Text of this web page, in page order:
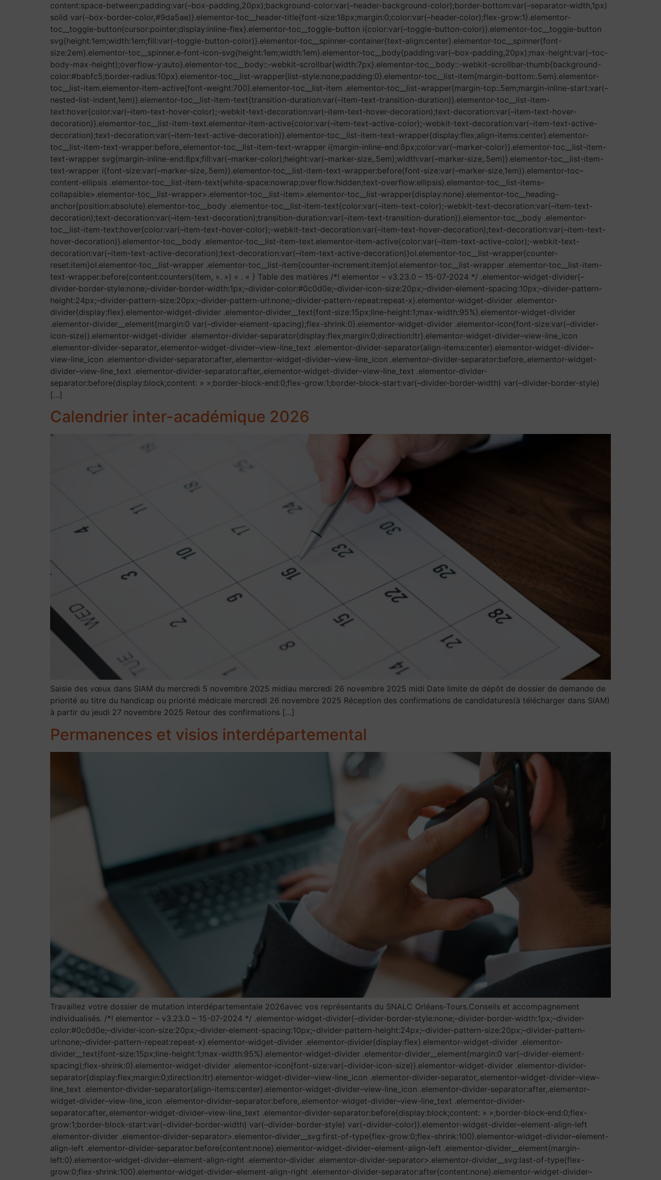
content:space-between;padding:var(–box-padding,20px);background-color:var(–header-background-color);border-bottom:var(–separator-width,1px)
solid var(–box-border-color,#9da5ae)}.elementor-toc__header-title{font-size:18px;margin:0;color:var(–header-color);flex-grow:1}.elementor-
toc__toggle-button{cursor:pointer;display:inline-flex}.elementor-toc__toggle-button i{color:var(–toggle-button-color)}.elementor-toc__toggle-button
svg{height:1em;width:1em;fill:var(–toggle-button-color)}.elementor-toc__spinner-container{text-align:center}.elementor-toc__spinner{font-
size:2em}.elementor-toc__spinner.e-font-icon-svg{height:1em;width:1em}.elementor-toc__body{padding:var(–box-padding,20px);max-height:var(–toc-
body-max-height);overflow-y:auto}.elementor-toc__body::-webkit-scrollbar{width:7px}.elementor-toc__body::-webkit-scrollbar-thumb{background-
color:#babfc5;border-radius:10px}.elementor-toc__list-wrapper{list-style:none;padding:0}.elementor-toc__list-item{margin-bottom:.5em}.elementor-
toc__list-item.elementor-item-active{font-weight:700}.elementor-toc__list-item .elementor-toc__list-wrapper{margin-top:.5em;margin-inline-start:var(–
nested-list-indent,1em)}.elementor-toc__list-item-text{transition-duration:var(–item-text-transition-duration)}.elementor-toc__list-item-
text:hover{color:var(–item-text-hover-color);-webkit-text-decoration:var(–item-text-hover-decoration);text-decoration:var(–item-text-hover-
decoration)}.elementor-toc__list-item-text.elementor-item-active{color:var(–item-text-active-color);-webkit-text-decoration:var(–item-text-active-
decoration);text-decoration:var(–item-text-active-decoration)}.elementor-toc__list-item-text-wrapper{display:flex;align-items:center}.elementor-
toc__list-item-text-wrapper:before,.elementor-toc__list-item-text-wrapper i{margin-inline-end:8px;color:var(–marker-color)}.elementor-toc__list-item-
text-wrapper svg{margin-inline-end:8px;fill:var(–marker-color);height:var(–marker-size,.5em);width:var(–marker-size,.5em)}.elementor-toc__list-item-
text-wrapper i{font-size:var(–marker-size,.5em)}.elementor-toc__list-item-text-wrapper:before{font-size:var(–marker-size,1em)}.elementor-toc–
content-ellipsis .elementor-toc__list-item-text{white-space:nowrap;overflow:hidden;text-overflow:ellipsis}.elementor-toc__list-items–
collapsible>.elementor-toc__list-wrapper>.elementor-toc__list-item>.elementor-toc__list-wrapper{display:none}.elementor-toc__heading-
anchor{position:absolute}.elementor-toc__body .elementor-toc__list-item-text{color:var(–item-text-color);-webkit-text-decoration:var(–item-text-
decoration);text-decoration:var(–item-text-decoration);transition-duration:var(–item-text-transition-duration)}.elementor-toc__body .elementor-
toc__list-item-text:hover{color:var(–item-text-hover-color);-webkit-text-decoration:var(–item-text-hover-decoration);text-decoration:var(–item-text-
hover-decoration)}.elementor-toc__body .elementor-toc__list-item-text.elementor-item-active{color:var(–item-text-active-color);-webkit-text-
decoration:var(–item-text-active-decoration);text-decoration:var(–item-text-active-decoration)}ol.elementor-toc__list-wrapper{counter-
reset:item}ol.elementor-toc__list-wrapper .elementor-toc__list-item{counter-increment:item}ol.elementor-toc__list-wrapper .elementor-toc__list-item-
text-wrapper:before{content:counters(item, ». ») « . « } Table des matières /*! elementor – v3.23.0 – 15-07-2024 */ .elementor-widget-divider{–
divider-border-style:none;–divider-border-width:1px;–divider-color:#0c0d0e;–divider-icon-size:20px;–divider-element-spacing:10px;–divider-pattern-
height:24px;–divider-pattern-size:20px;–divider-pattern-url:none;–divider-pattern-repeat:repeat-x}.elementor-widget-divider .elementor-
divider{display:flex}.elementor-widget-divider .elementor-divider__text{font-size:15px;line-height:1;max-width:95%}.elementor-widget-divider
.elementor-divider__element{margin:0 var(–divider-element-spacing);flex-shrink:0}.elementor-widget-divider .elementor-icon{font-size:var(–divider-
icon-size)}.elementor-widget-divider .elementor-divider-separator{display:flex;margin:0;direction:ltr}.elementor-widget-divider–view-line_icon
.elementor-divider-separator,.elementor-widget-divider–view-line_text .elementor-divider-separator{align-items:center}.elementor-widget-divider–
view-line_icon .elementor-divider-separator:after,.elementor-widget-divider–view-line_icon .elementor-divider-separator:before,.elementor-widget-
divider–view-line_text .elementor-divider-separator:after,.elementor-widget-divider–view-line_text .elementor-divider-
separator:before{display:block;content: » »;border-block-end:0;flex-grow:1;border-block-start:var(–divider-border-width) var(–divider-border-style)
[…]
Calendrier inter-académique 2026
Saisie des vœux dans SIAM du mercredi 5 novembre 2025 midiau mercredi 26 novembre 2025 midi Date limite de dépôt de dossier de demande de
priorité au titre du handicap ou priorité médicale mercredi 26 novembre 2025 Réception des confirmations de candidatures(à télécharger dans SIAM)
à partir du jeudi 27 novembre 2025 Retour des confirmations […]
Permanences et visios interdépartemental
Travaillez votre dossier de mutation interdépartementale 2026avec vos représentants du SNALC Orléans-Tours.Conseils et accompagnement
individualisés. /*! elementor – v3.23.0 – 15-07-2024 */ .elementor-widget-divider{–divider-border-style:none;–divider-border-width:1px;–divider-
color:#0c0d0e;–divider-icon-size:20px;–divider-element-spacing:10px;–divider-pattern-height:24px;–divider-pattern-size:20px;–divider-pattern-
url:none;–divider-pattern-repeat:repeat-x}.elementor-widget-divider .elementor-divider{display:flex}.elementor-widget-divider .elementor-
divider__text{font-size:15px;line-height:1;max-width:95%}.elementor-widget-divider .elementor-divider__element{margin:0 var(–divider-element-
spacing);flex-shrink:0}.elementor-widget-divider .elementor-icon{font-size:var(–divider-icon-size)}.elementor-widget-divider .elementor-divider-
separator{display:flex;margin:0;direction:ltr}.elementor-widget-divider–view-line_icon .elementor-divider-separator,.elementor-widget-divider–view-
line_text .elementor-divider-separator{align-items:center}.elementor-widget-divider–view-line_icon .elementor-divider-separator:after,.elementor-
widget-divider–view-line_icon .elementor-divider-separator:before,.elementor-widget-divider–view-line_text .elementor-divider-
separator:after,.elementor-widget-divider–view-line_text .elementor-divider-separator:before{display:block;content: » »;border-block-end:0;flex-
grow:1;border-block-start:var(–divider-border-width) var(–divider-border-style) var(–divider-color)}.elementor-widget-divider–element-align-left
.elementor-divider .elementor-divider-separator>.elementor-divider__svg:first-of-type{flex-grow:0;flex-shrink:100}.elementor-widget-divider–element-
align-left .elementor-divider-separator:before{content:none}.elementor-widget-divider–element-align-left .elementor-divider__element{margin-
left:0}.elementor-widget-divider–element-align-right .elementor-divider .elementor-divider-separator>.elementor-divider__svg:last-of-type{flex-
grow:0;flex-shrink:100}.elementor-widget-divider–element-align-right .elementor-divider-separator:after{content:none}.elementor-widget-divider–